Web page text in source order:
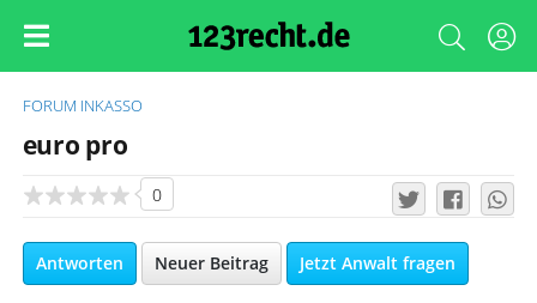
FORUM INKASSO
euro pro
0
Antworten Neuer Beitrag Jetzt Anwalt fragen